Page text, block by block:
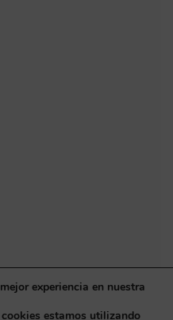
experiencia en nuestra
estamos utilizando